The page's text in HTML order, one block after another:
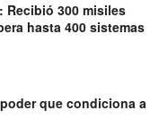
Recibió 300 misiles
hasta 400 sistemas
que condiciona a